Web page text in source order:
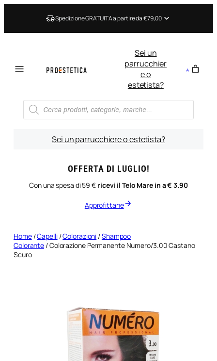
Spedizione GRATUITA a partire da €79,00
Sei un
parrucchier
e o
estetista?
Ricerca
prodotti
Sei un parrucchiere o estetista?
OFFERTA DI LUGLIO!
Con una spesa di 59 € ricevi il Telo Mare in a € 3.90
Approfittane
Home/Capelli/Colorazioni /Shampoo
Colorante / Colorazione Permanente Numero/3.00 Castano
Scuro